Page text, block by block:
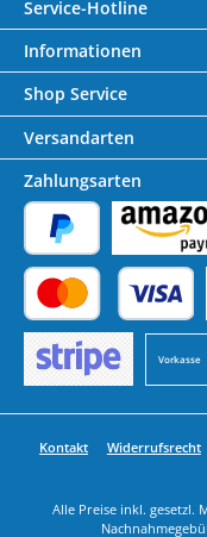
Service-Hotline
Informationen
Shop Service
Versandarten
Zahlungsarten
PayPal Amazon Pay
Kredit- oder Debitkarte
Vorkasse
Kontakt Widerrufsrecht
Alle Preise inkl. gesetzl.